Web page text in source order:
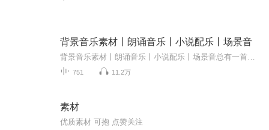
背景音乐素材丨朗诵音乐丨小说配乐丨场景音
751 11.2万
素材
优质素材 可抱 点赞关注